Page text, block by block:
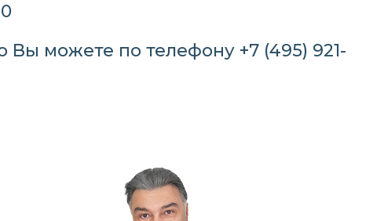
Вы можете по телефону +7 (495) 921-